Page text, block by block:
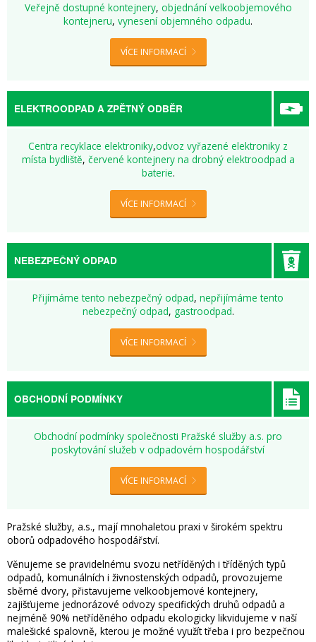
Veřejně dostupné kontejnery, objednání velkoobjemového
kontejneru, vynesení objemného odpadu.
VÍCE INFORMACÍ
ELEKTROODPAD A ZPĚTNÝ ODBĚR
Centra recyklace elektroniky,odvoz vyřazené elektroniky z
místa bydliště, červené kontejnery na drobný elektroodpad a
baterie.
VÍCE INFORMACÍ
NEBEZPEČNÝ ODPAD
Přijímáme tento nebezpečný odpad, nepřijímáme tento
nebezpečný odpad, gastroodpad.
VÍCE INFORMACÍ
OBCHODNÍ PODMÍNKY
Obchodní podmínky společnosti Pražské služby a.s. pro
poskytování služeb v odpadovém hospodářství
VÍCE INFORMACÍ
Pražské služby, a.s., mají mnohaletou praxi v širokém spektru
oborů odpadového hospodářství.
Věnujeme se pravidelnému svozu netříděných i tříděných typů
odpadů, komunálních i živnostenských odpadů, provozujeme
sběrné dvory, přistavujeme velkoobjemové kontejnery,
zajišťujeme jednorázové odvozy specifických druhů odpadů a
nejméně 90% netříděného odpadu ekologicky likvidujeme v naší
malešické spalovně, kterou je možné využít třeba i pro bezpečnou